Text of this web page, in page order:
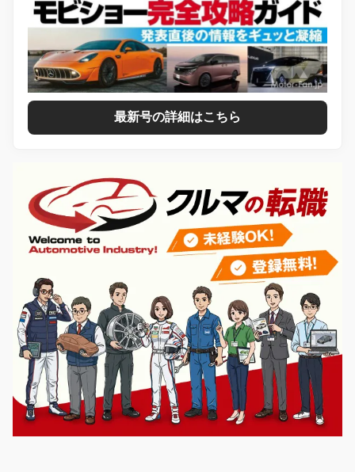
最新号の詳細はこちら